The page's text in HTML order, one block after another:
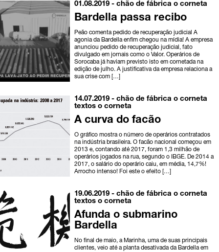
01.08.2019 -chão de fábrica o corneta
Bardella passa recibo
Peão comenta pedido de recuperação judicial A
agonia da Bardella enfim chegou na mídia! A empresa
anunciou pedido de recuperação judicial, fato
divulgado em jornais como o Valor. Operários de
Sorocaba já haviam previsto isto em cornetada na
edição de julho. A justificativa da empresa relaciona a
sua crise com […]
14.07.2019 -chão de fábrica o corneta
textos o corneta
A curva do facão
O gráfico mostra o número de operários contratados
na indústria brasileira. O facão nacional começou em
2013 e, contando até 2017, foram 1,3 milhão de
operários jogados na rua, segundo o IBGE. De 2014 a
2017, o salário do operário caiu, em média, 14,7%!
Arrocho intenso! Foi este o efeito […]
19.06.2019 -chão de fábrica o corneta
textos o corneta
Afunda o submarino
Bardella
No final de maio, a Marinha, uma de suas principais
clientes, veio até a planta desativada da Bardella em